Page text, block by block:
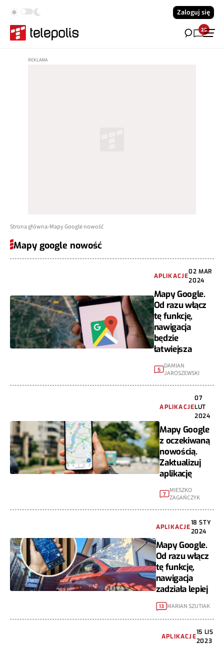
Zaloguj się
25
Strona główna Mapy Google nowość
Mapy google nowość
APLIKACJE
02 MAR
2024
Mapy Google.
Od razu włącz
tę funkcję,
nawigacja
będzie
łatwiejsza
5 DAMIAN
JAROSZEWSKI
APLIKACJE
07
LUT
2024
Mapy Google
z oczekiwaną
nowością.
Zaktualizuj
aplikację
7
MIESZKO
ZAGAŃCZYK
APLIKACJE
18 STY
2024
Mapy Google.
Od razu włącz
tę funkcję,
nawigacja
zadziała lepiej
13 MARIAN SZUTIAK
APLIKACJE
15 LIS
2023